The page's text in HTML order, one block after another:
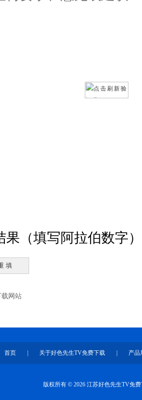
果（填写阿拉伯数字
网站
首页 关于好色先生TV免费下载 产品
版权所有 © 2026 江苏好色先生TV免